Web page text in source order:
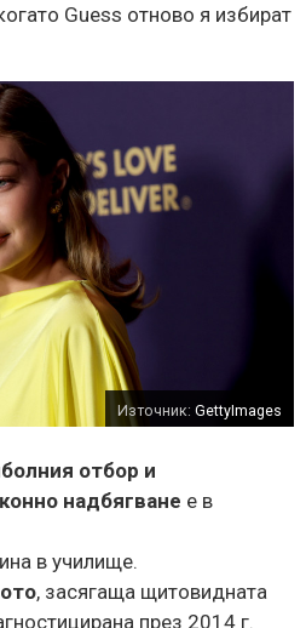
Guess отново я избират
Източник: GettyImages
отбор и
надбягване е в
в училище.
, засягаща щитовидната
през 2014 г.